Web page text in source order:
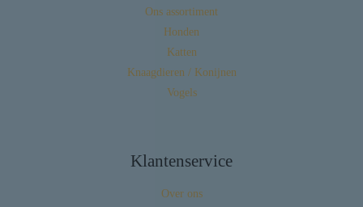
Ons assortiment
Honden
Katten
Knaagdieren / Konijnen
Vogels
Klantenservice
Over ons